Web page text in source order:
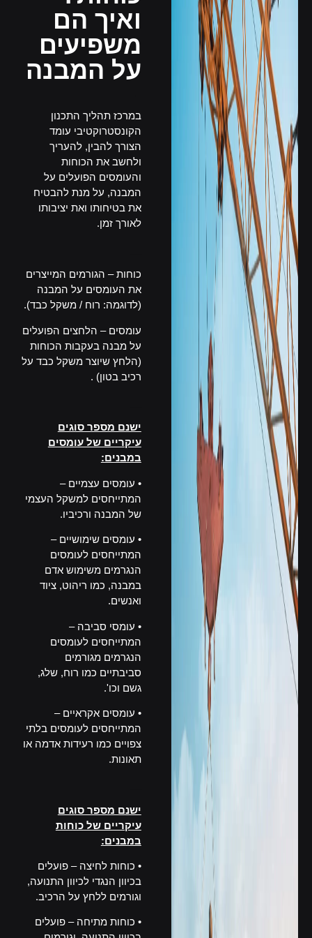
ואיך הם
משפיעים
על המבנה
במרכז תהליך התכנון
הקונסטרוקטיבי עומד
הצורך להבין, להעריך
ולחשב את הכוחות
והעומסים הפועלים על
המבנה, על מנת להבטיח
את בטיחותו ואת יציבותו
לאורך זמן.
כוחות – הגורמים המייצרים
את העומסים על המבנה
(לדוגמה: רוח / משקל כבד).
עומסים – הלחצים הפועלים
על מבנה בעקבות הכוחות
(הלחץ שיוצר משקל כבד על
רכיב בטון) .
ישנם מספר סוגים
עיקריים של עומסים
במבנים:
• עומסים עצמיים –
המתייחסים למשקל העצמי
של המבנה ורכיביו.
• עומסים שימושיים –
המתייחסים לעומסים
הנגרמים משימוש אדם
במבנה, כמו ריהוט, ציוד
ואנשים.
• עומסי סביבה –
המתייחסים לעומסים
הנגרמים מגורמים
סביבתיים כמו רוח, שלג,
גשם וכו'.
• עומסים אקראיים –
המתייחסים לעומסים בלתי
צפויים כמו רעידות אדמה או
תאונות.
ישנם מספר סוגים
עיקריים של כוחות
במבנים:
• כוחות לחיצה – פועלים
בכיוון הנגדי לכיוון התנועה,
וגורמים ללחץ על הרכיב.
• כוחות מתיחה – פועלים